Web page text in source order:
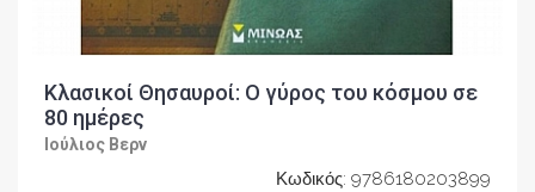
Κλασικοί Θησαυροί: Ο γύρος του κόσμου σε
80 ημέρες
Ιούλιος Βερν
Κωδικός: 9786180203899